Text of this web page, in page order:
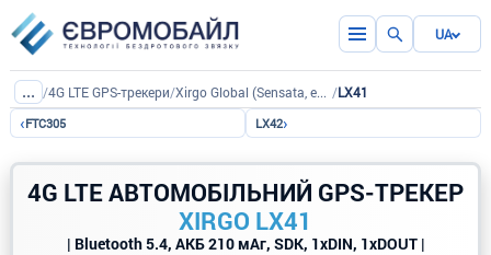
UA
... /4G LTE GPS-трекери/ Xirgo Global (Sensata, ex-BCE) /LX41
‹FTC305 LX42›
4G LTE АВТОМОБІЛЬНИЙ GPS-ТРЕКЕР
XIRGO LX41
| Bluetooth 5.4, АКБ 210 мАг, SDK, 1xDIN, 1xDOUT |